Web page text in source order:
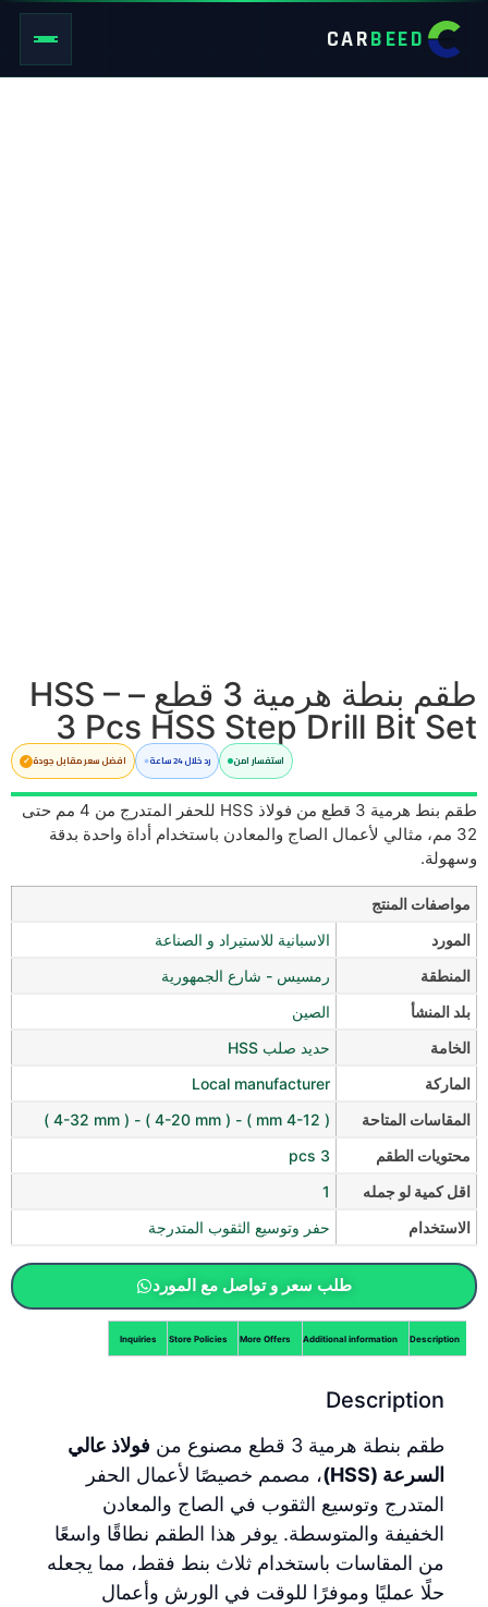
CARBEED
طقم بنطة هرمية 3 قطع – HSS –
3 Pcs HSS Step Drill Bit Set
استفسار امن رد خلال 24 ساعة افضل سعر مقابل جودة
طقم بنط هرمية 3 قطع من فولاذ HSS للحفر المتدرج من 4 مم حتى
32 مم، مثالي لأعمال الصاج والمعادن باستخدام أداة واحدة بدقة
وسهولة.
طلب سعر و تواصل مع المورد
مواصفات المنتج
المورد
الاسبانية للاستيراد و الصناعة
المنطقة
رمسيس - شارع الجمهورية
بلد المنشأ
الصين
الخامة
حديد صلب HSS
الماركة
Local manufacturer
المقاسات المتاحة
( 4-12 mm ) - ( 4-20 mm ) - ( 4-32 mm )
محتويات الطقم
3 pcs
اقل كمية لو جمله
1
الاستخدام
حفر وتوسيع الثقوب المتدرجة
Description
Additional information
More Offers
Store Policies
Inquiries
Description
طقم بنطة هرمية 3 قطع مصنوع من
فولاذ عالي
السرعة (HSS)
، مصمم خصيصًا لأعمال الحفر
المتدرج وتوسيع الثقوب في الصاج والمعادن
الخفيفة والمتوسطة. يوفر هذا الطقم نطاقًا واسعًا
من المقاسات باستخدام ثلاث بنط فقط، مما يجعله
حلًا عمليًا وموفرًا للوقت في الورش وأعمال